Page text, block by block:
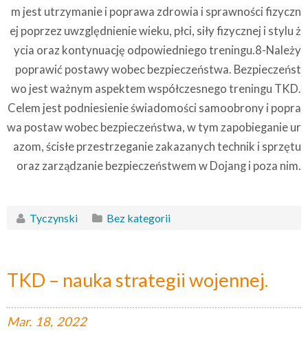
m jest utrzymanie i poprawa zdrowia i sprawności fizyczn
ej poprzez uwzględnienie wieku, płci, siły fizycznej i stylu ż
ycia oraz kontynuację odpowiedniego treningu.8-Należy
poprawić postawy wobec bezpieczeństwa. Bezpieczeńst
wo jest ważnym aspektem współczesnego treningu TKD.
Celem jest podniesienie świadomości samoobrony i popra
wa postaw wobec bezpieczeństwa, w tym zapobieganie ur
azom, ścisłe przestrzeganie zakazanych technik i sprzętu
oraz zarządzanie bezpieczeństwem w Dojang i poza nim.
Tyczynski Bez kategorii
TKD – nauka strategii wojennej.
Mar. 18, 2022